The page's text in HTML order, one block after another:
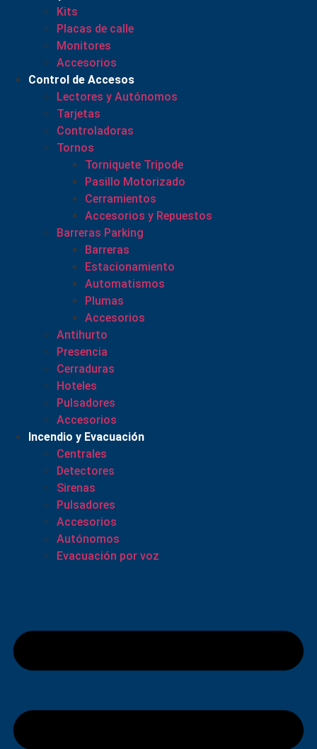
Kits
Placas de calle
Monitores
Accesorios
Control de Accesos
Lectores y Autónomos
Tarjetas
Controladoras
Tornos
Torniquete Tripode
Pasillo Motorizado
Cerramientos
Accesorios y Repuestos
Barreras Parking
Barreras
Estacionamiento
Automatismos
Plumas
Accesorios
Antihurto
Presencia
Cerraduras
Hoteles
Pulsadores
Accesorios
Incendio y Evacuación
Centrales
Detectores
Sirenas
Pulsadores
Accesorios
Autónomos
Evacuación por voz